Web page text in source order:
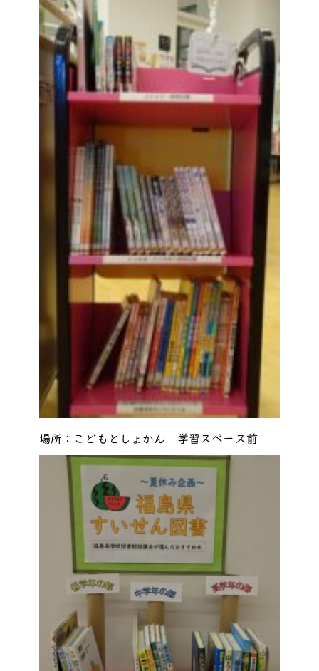
場所：こどもとしょかん 学習スペース前